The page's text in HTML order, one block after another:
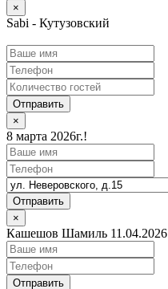
×
Sabi - Кутузовский
Отправить
×
8 марта 2026г.!
Отправить
×
Кашешов Шамиль 11.04.2026
Отправить